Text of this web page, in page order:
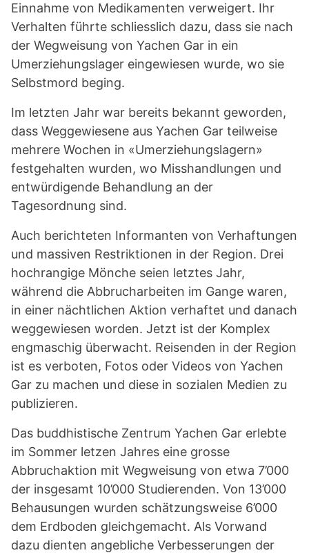
Einnahme von Medikamenten verweigert. Ihr
Verhalten führte schliesslich dazu, dass sie nach
der Wegweisung von Yachen Gar in ein
Umerziehungslager eingewiesen wurde, wo sie
Selbstmord beging.
Im letzten Jahr war bereits bekannt geworden,
dass Weggewiesene aus Yachen Gar teilweise
mehrere Wochen in «Umerziehungslagern»
festgehalten wurden, wo Misshandlungen und
entwürdigende Behandlung an der
Tagesordnung sind.
Auch berichteten Informanten von Verhaftungen
und massiven Restriktionen in der Region. Drei
hochrangige Mönche seien letztes Jahr,
während die Abbrucharbeiten im Gange waren,
in einer nächtlichen Aktion verhaftet und danach
weggewiesen worden. Jetzt ist der Komplex
engmaschig überwacht. Reisenden in der Region
ist es verboten, Fotos oder Videos von Yachen
Gar zu machen und diese in sozialen Medien zu
publizieren.
Das buddhistische Zentrum Yachen Gar erlebte
im Sommer letzen Jahres eine grosse
Abbruchaktion mit Wegweisung von etwa 7’000
der insgesamt 10’000 Studierenden. Von 13’000
Behausungen wurden schätzungsweise 6’000
dem Erdboden gleichgemacht. Als Vorwand
dazu dienten angebliche Verbesserungen der